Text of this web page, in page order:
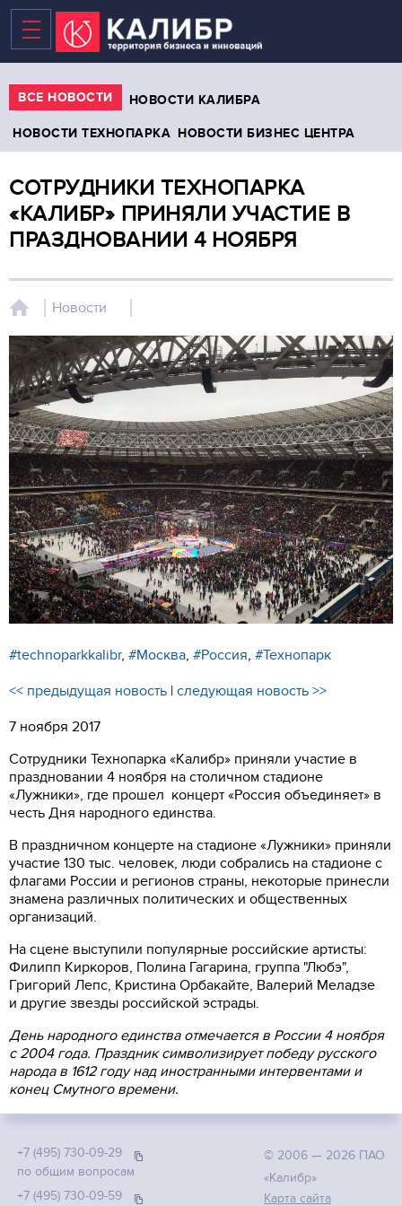
ВАКАНТНЫЕ ПЛОЩАДИ
БИЗНЕС-ЦЕНТР
ТЕХНОПАРК
КОВОРКИНГ
НОВЫЕ ПЛОЩАДИ В 2020
ТЕРРИТОРИЯ
НОВОСТИ
УСЛУГИ РЕЗИДЕНТОВ
О НАС
КОНТАКТЫ
ИНФОРМАЦИЯ ДЛЯ
РЕЗИДЕНТОВ
ПОИСК ПО САЙТУ
ВХОД ДЛЯ РЕЗИДЕНТОВ
Москва, СВАО, ул. Годовикова, 9
Станция метро Алексеевская
+7 (495) 730-09-59
ОБРАТНЫЙ ЗВОНОК
ВСЕ НОВОСТИ НОВОСТИ КАЛИБРА
НОВОСТИ ТЕХНОПАРКА НОВОСТИ БИЗНЕС ЦЕНТРА
СОТРУДНИКИ ТЕХНОПАРКА
«КАЛИБР» ПРИНЯЛИ УЧАСТИЕ В
ПРАЗДНОВАНИИ 4 НОЯБРЯ
Новости
#technoparkkalibr, #Москва, #Россия, #Технопарк
<< предыдущая новость | следующая новость >>
7 ноября 2017
Сотрудники Технопарка «Калибр» приняли участие в
праздновании 4 ноября на столичном стадионе
«Лужники», где прошел концерт «Россия объединяет» в
честь Дня народного единства.
В праздничном концерте на стадионе «Лужники» приняли
участие 130 тыс. человек, люди собрались на стадионе с
флагами России и регионов страны, некоторые принесли
знамена различных политических и общественных
организаций.
На сцене выступили популярные российские артисты:
Филипп Киркоров, Полина Гагарина, группа "Любэ",
Григорий Лепс, Кристина Орбакайте, Валерий Меладзе
и другие звезды российской эстрады.
День народного единства отмечается в России 4 ноября
с 2004 года. Праздник символизирует победу русского
народа в 1612 году над иностранными интервентами и
конец Смутного времени.
+7 (495) 730-09-29
по общим вопросам
+7 (495) 730-09-59
© 2006 — 2026 ПАО
«Калибр»
Карта сайта